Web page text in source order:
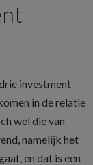
investment
in de relatie
wel die van
namelijk het
en dat is een